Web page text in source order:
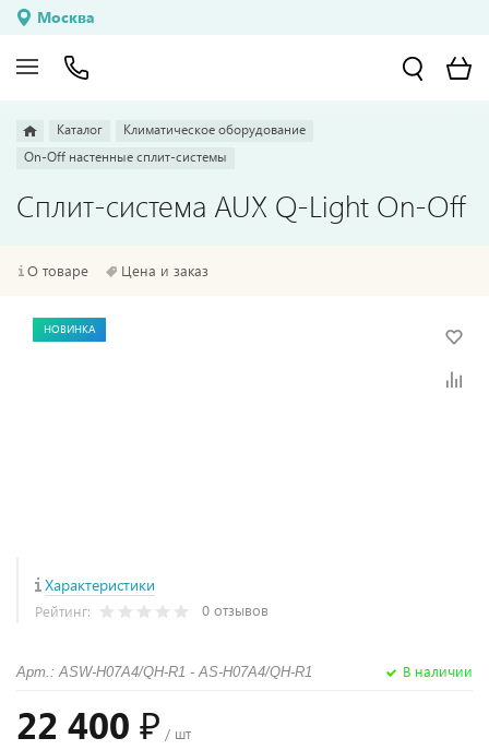
Москва
Каталог
Климатическое оборудование
On-Off настенные сплит-системы
Сплит-система AUX Q-Light On-Off
О товаре Цена и заказ
НОВИНКА
НОВИНКА
Характеристики
Рейтинг: 0 отзывов
Арт.: ASW-H07A4/QH-R1 - AS-H07A4/QH-R1 В наличии
22 400 ₽ / шт